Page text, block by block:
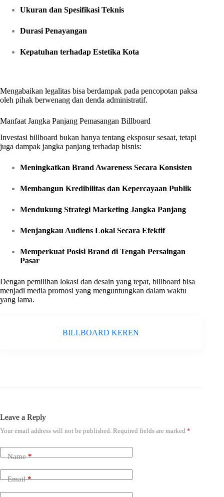
Ukuran dan Spesifikasi Teknis
Durasi Penayangan
Kepatuhan terhadap Estetika Kota
Mengabaikan legalitas bisa berdampak pada pencopotan paksa
oleh pihak berwenang dan denda administratif.
Manfaat Jangka Panjang Pemasangan Billboard
Investasi billboard bukan hanya tentang eksposur sesaat, tetapi
juga dampak jangka panjang terhadap bisnis:
Meningkatkan Brand Awareness Secara Konsisten
Membangun Kredibilitas dan Kepercayaan Publik
Mendukung Strategi Marketing Jangka Panjang
Menjangkau Audiens Lokal Secara Efektif
Memperkuat Posisi Brand di Tengah Persaingan
Pasar
Dengan pemilihan lokasi dan desain yang tepat, billboard bisa
menjadi media promosi yang menguntungkan dalam waktu
yang lama.
BILLBOARD KEREN
Leave a Reply
Your email address will not be published. Required fields are marked *
Name*
Email*